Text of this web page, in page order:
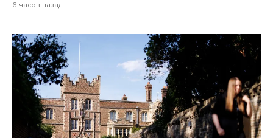
6 часов назад